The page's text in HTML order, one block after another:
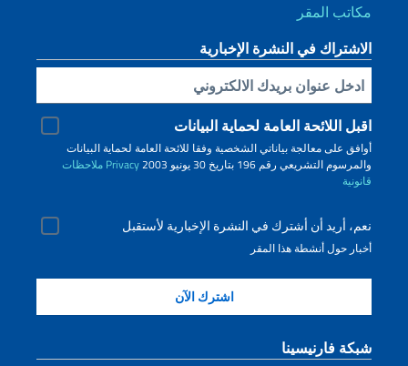
مكاتب المقر
الاشتراك في النشرة الإخبارية
Inserisci la tua email
اقبل اللائحة العامة لحماية البيانات
أوافق على معالجة بياناتي الشخصية وفقا للائحة العامة لحماية البيانات
والمرسوم التشريعي رقم 196 بتاريخ 30 يونيو 2003
Privacy ملاحظات
قانونية
نعم، أريد أن أشترك في النشرة الإخبارية لأستقبل
أخبار حول أنشطة هذا المقر
شبكة فارنيسينا